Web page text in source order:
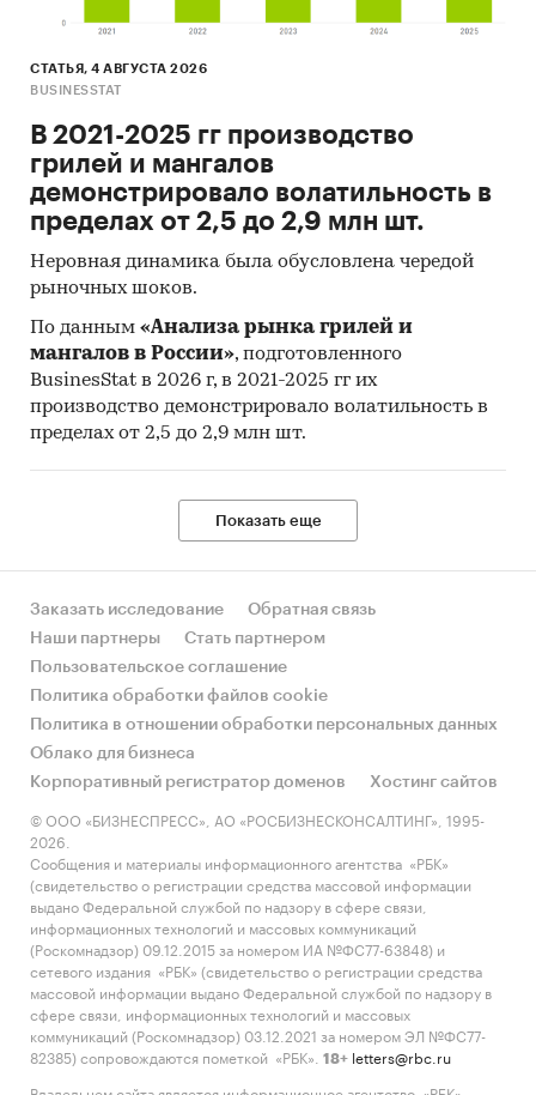
СТАТЬЯ, 4 АВГУСТА 2026
BUSINESSTAT
В 2021-2025 гг производство
грилей и мангалов
демонстрировало волатильность в
пределах от 2,5 до 2,9 млн шт.
Неровная динамика была обусловлена чередой
рыночных шоков.
По данным «Анализа рынка грилей и
мангалов в России», подготовленного
BusinesStat в 2026 г, в 2021-2025 гг их
производство демонстрировало волатильность в
пределах от 2,5 до 2,9 млн шт.
Показать еще
Заказать исследование
Обратная связь
Наши партнеры
Стать партнером
Пользовательское соглашение
Политика обработки файлов cookie
Политика в отношении обработки персональных данных
Облако для бизнеса
Корпоративный регистратор доменов
Хостинг сайтов
© ООО «БИЗНЕСПРЕСС», АО «РОСБИЗНЕСКОНСАЛТИНГ», 1995-
2026.
Сообщения и материалы информационного агентства «РБК»
(свидетельство о регистрации средства массовой информации
выдано Федеральной службой по надзору в сфере связи,
информационных технологий и массовых коммуникаций
(Роскомнадзор) 09.12.2015 за номером ИА №ФС77-63848) и
сетевого издания «РБК» (свидетельство о регистрации средства
массовой информации выдано Федеральной службой по надзору в
сфере связи, информационных технологий и массовых
коммуникаций (Роскомнадзор) 03.12.2021 за номером ЭЛ №ФС77-
82385) сопровождаются пометкой «РБК».
18+ letters@rbc.ru